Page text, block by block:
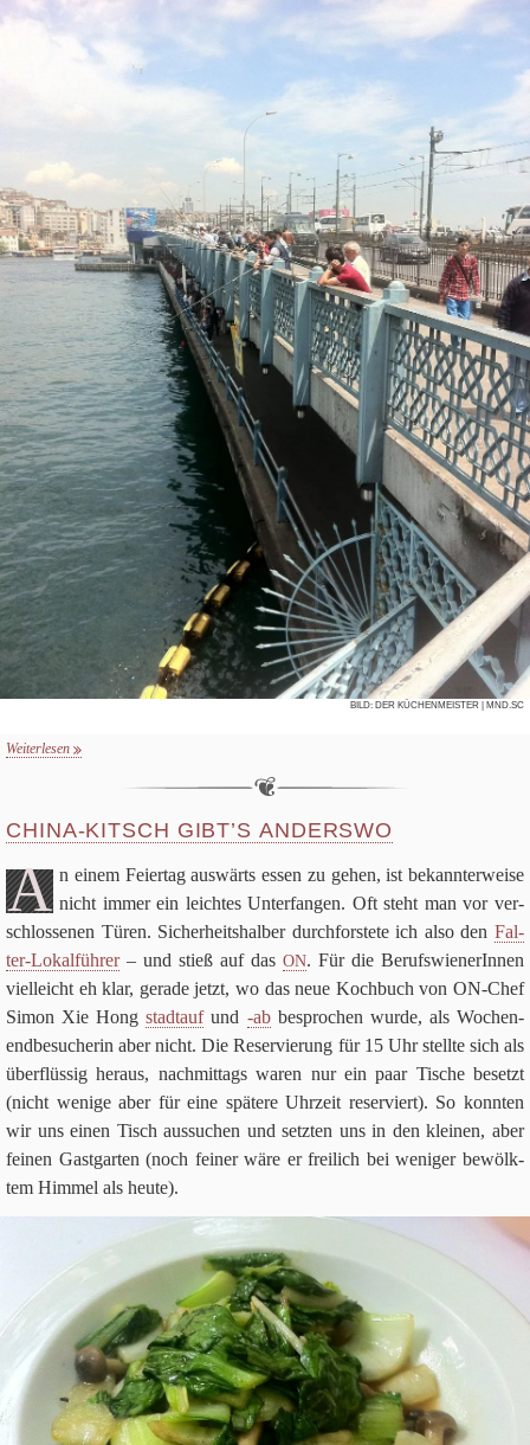
BILD: DER KÜCHENMEISTER | MND.SC
Weiterlesen
CHINA-KITSCH GIBT’S ANDERSWO
A n einem Fei­er­tag aus­wärts essen zu gehen, ist bekann­ter­weise
nicht immer ein leich­tes Unter­fan­gen. Oft steht man vor ver­
schlos­se­nen Türen. Sicher­heits­hal­ber durch­for­stete ich also den Fal­
ter-Lokal­füh­rer– und stieß auf das ON. Für die Berufs­wi­e­ne­rIn­nen
viel­leicht eh klar, gerade jetzt, wo das neue Koch­buch von ON-Chef
Simon Xie Hongstadt­aufund -abbespro­chen wurde, als Wochen­
end­be­su­che­rin aber nicht. Die Reser­vie­rung für 15Uhr stellte sich als
über­flüs­sig her­aus, nach­mit­tags waren nur ein paar Tische besetzt
(nicht wenige aber für eine spä­tere Uhr­zeit reser­viert). So konn­ten
wir uns einen Tisch aus­su­chen und setz­ten uns in den klei­nen, aber
fei­nen Gast­gar­ten (noch fei­ner wäre er frei­lich bei weni­ger bewölk­
tem Him­mel als heute).